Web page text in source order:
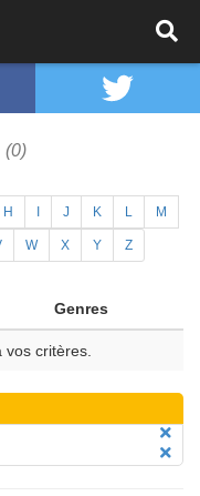
(0)
H J K L M
W X Y Z
Genres
critères.